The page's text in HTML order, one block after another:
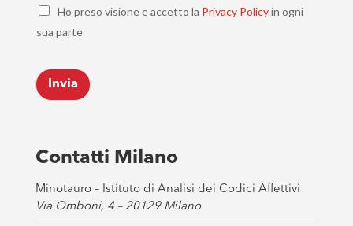
C
e
k
b
o
s
*
Ho preso visione e accetto la Privacy Policyin ogni
sua parte
Invia
Contatti Milano
Minotauro – Istituto di Analisi dei Codici Affettivi
Via Omboni, 4 – 20129 Milano